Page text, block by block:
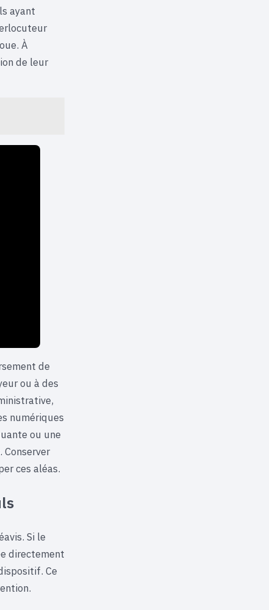
ayant
À
de leur
de
ou à des
numériques
ou une
ces aléas.
Si le
directement
Ce